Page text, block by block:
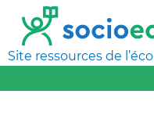
Site ressources de